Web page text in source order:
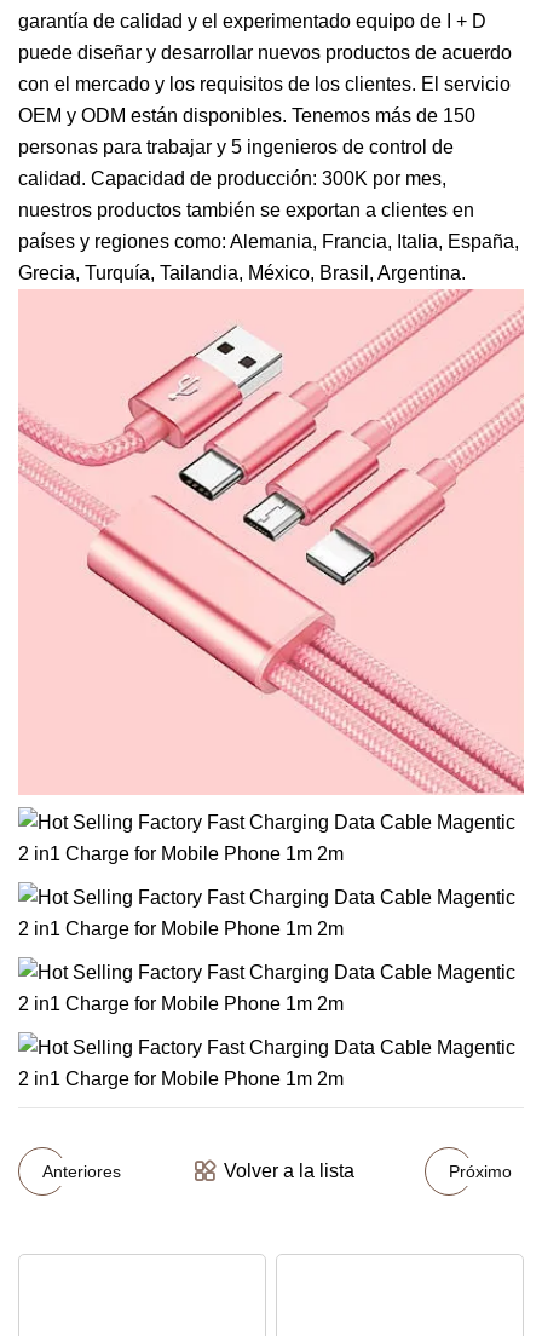
garantía de calidad y el experimentado equipo de I + D
puede diseñar y desarrollar nuevos productos de acuerdo
con el mercado y los requisitos de los clientes. El servicio
OEM y ODM están disponibles. Tenemos más de 150
personas para trabajar y 5 ingenieros de control de
calidad. Capacidad de producción: 300K por mes,
nuestros productos también se exportan a clientes en
países y regiones como: Alemania, Francia, Italia, España,
Grecia, Turquía, Tailandia, México, Brasil, Argentina.
Anteriores Volver a la lista Próximo